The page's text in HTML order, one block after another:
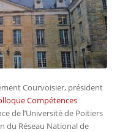
Courvoisier, président
Compétences
de l’Université de Poitiers
du Réseau National de